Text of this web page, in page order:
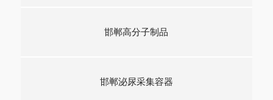
邯郸高分子制品
邯郸泌尿采集容器